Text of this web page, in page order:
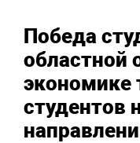
Победа
областной
экономике
студентов